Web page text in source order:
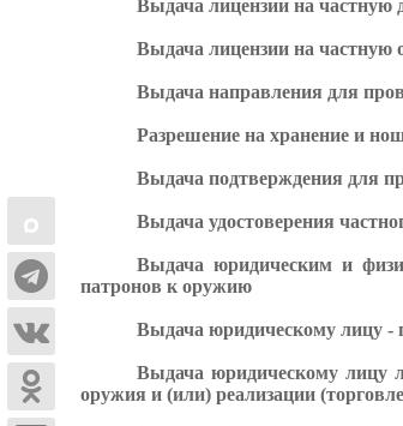
Выдача лицензии на частную
Выдача лицензии на частную
Выдача направления для
Разрешение на хранение и
Выдача подтверждения для
Выдача удостоверения
Выдача юридическим и
патронов к оружию
Выдача юридическому лицу -
Выдача юридическому лицу
оружия и (или) реализации